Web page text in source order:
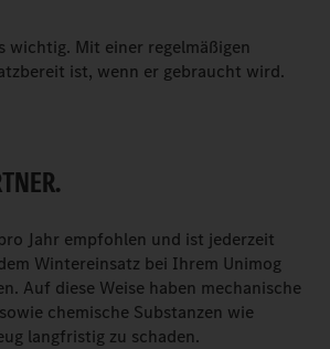
wichtig. Mit einer regelmäßigen
ist, wenn er gebraucht wird.
Jahr empfohlen und ist jederzeit
Wintereinsatz bei Ihrem Unimog
Auf diese Weise haben mechanische
chemische Substanzen wie
langfristig zu schaden.